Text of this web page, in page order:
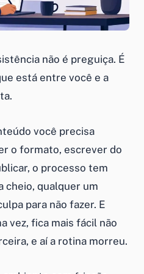
não é preguiça. É
está entre você e a
você precisa
o formato, escrever do
o processo tem
cheio, qualquer um
para não fazer. E
vez, fica mais fácil não
e aí a rotina morreu.